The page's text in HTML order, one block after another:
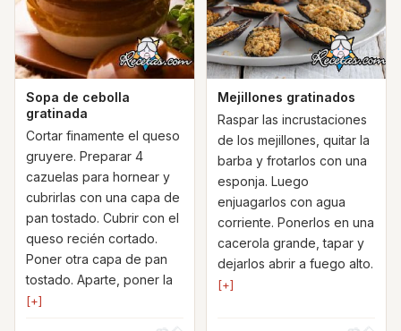
Sopa de cebolla
gratinada
Cortar finamente el queso
gruyere. Preparar 4
cazuelas para hornear y
cubrirlas con una capa de
pan tostado. Cubrir con el
queso recién cortado.
Poner otra capa de pan
tostado. Aparte, poner la
[+]
Mejillones gratinados
Raspar las incrustaciones
de los mejillones, quitar la
barba y frotarlos con una
esponja. Luego
enjuagarlos con agua
corriente. Ponerlos en una
cacerola grande, tapar y
dejarlos abrir a fuego alto.
[+]